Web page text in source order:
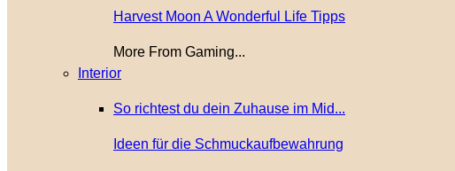
Harvest Moon A Wonderful Life Tipps
More From Gaming...
Interior
So richtest du dein Zuhause im Mid...
Ideen für die Schmuckaufbewahrung